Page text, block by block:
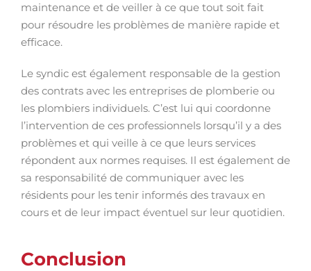
maintenance et de veiller à ce que tout soit fait
pour résoudre les problèmes de manière rapide et
efficace.
Le syndic est également responsable de la gestion
des contrats avec les entreprises de plomberie ou
les plombiers individuels. C’est lui qui coordonne
l’intervention de ces professionnels lorsqu’il y a des
problèmes et qui veille à ce que leurs services
répondent aux normes requises. Il est également de
sa responsabilité de communiquer avec les
résidents pour les tenir informés des travaux en
cours et de leur impact éventuel sur leur quotidien.
Conclusion